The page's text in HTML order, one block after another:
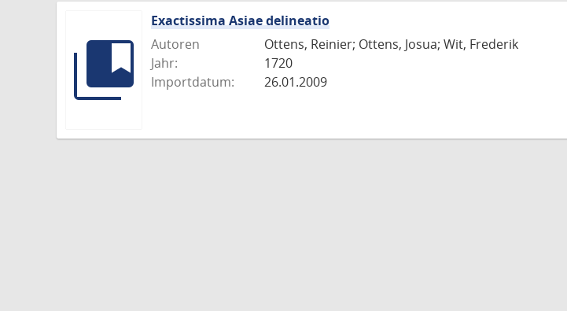
Exactissima Asiae delineatio
Autoren
Ottens, Reinier; Ottens, Josua; Wit, Frederik
Jahr:
1720
Importdatum:
26.01.2009